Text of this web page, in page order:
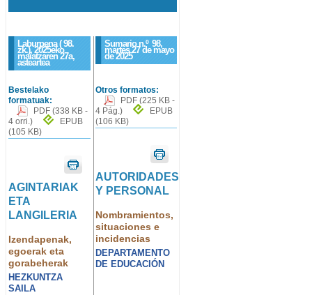
Laburpena ( 98.
zk.), 2025eko
maiatzaren 27a,
asteartea
Sumario n.º 98,
martes 27 de mayo
de 2025
Bestelako
formatuak:
PDF (338 KB -
4 orri.)
EPUB
(105 KB)
AGINTARIAK
ETA
LANGILERIA
Izendapenak,
egoerak eta
gorabeherak
HEZKUNTZA
SAILA
Otros formatos:
PDF (225 KB -
4 Pág.)
EPUB
(106 KB)
AUTORIDADES
Y PERSONAL
Nombramientos,
situaciones e
incidencias
DEPARTAMENTO
DE EDUCACIÓN